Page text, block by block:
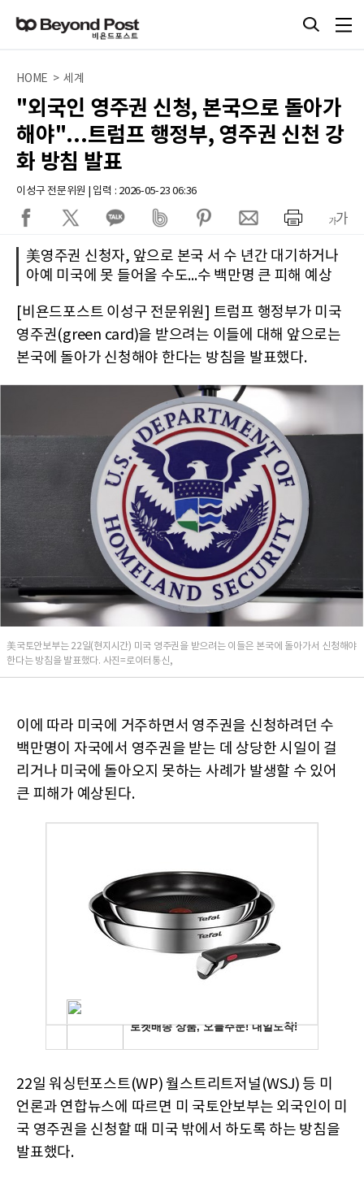
HOME > 세계
"외국인 영주권 신청, 본국으로 돌아가
해야"...트럼프 행정부, 영주권 신천 강
화 방침 발표
이성구 전문위원 | 입력 : 2026-05-23 06:36
美영주권 신청자, 앞으로 본국 서 수 년간 대기하거나
아예 미국에 못 들어올 수도...수 백만명 큰 피해 예상
[비욘드포스트 이성구 전문위원] 트럼프 행정부가 미국
영주권(green card)을 받으려는 이들에 대해 앞으로는
본국에 돌아가 신청해야 한다는 방침을 발표했다.
美국토안보부는 22일(현지시간) 미국 영주권을 받으려는 이들은 본국에 돌아가서 신청해야
한다는 방침을 발표했다. 사진=로이터통신,
이에 따라 미국에 거주하면서 영주권을 신청하려던 수
백만명이 자국에서 영주권을 받는 데 상당한 시일이 걸
리거나 미국에 돌아오지 못하는 사례가 발생할 수 있어
큰 피해가 예상된다.
22일 워싱턴포스트(WP) 월스트리트저널(WSJ) 등 미
언론과 연합뉴스에 따르면 미 국토안보부는 외국인이 미
국 영주권을 신청할 때 미국 밖에서 하도록 하는 방침을
발표했다.